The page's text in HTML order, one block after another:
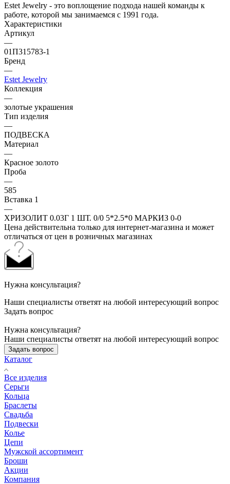
Estet Jewelry - это воплощение подхода нашей команды к
работе, которой мы занимаемся с 1991 года.
Характеристики
Артикул
—
01П315783-1
Бренд
—
Estet Jewelry
Коллекция
—
золотые украшения
Тип изделия
—
ПОДВЕСКА
Материал
—
Красное золото
Проба
—
585
Вставка 1
—
ХРИЗОЛИТ 0.03Г 1 ШТ. 0/0 5*2.5*0 МАРКИЗ 0-0
Цена действительна только для интернет-магазина и может
отличаться от цен в розничных магазинах
Нужна консультация?
Наши специалисты ответят на любой интересующий вопрос
Задать вопрос
Нужна консультация?
Наши специалисты ответят на любой интересующий вопрос
Задать вопрос
Каталог
Все изделия
Серьги
Кольца
Браслеты
Свадьба
Подвески
Колье
Цепи
Мужской ассортимент
Броши
Акции
Компания